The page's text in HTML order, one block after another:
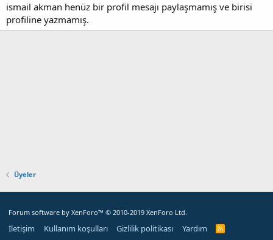
ismail akman henüz bir profil mesajı paylaşmamış ve birisi
profiline yazmamış.
Üyeler
Forum software by XenForo™ © 2010-2019 XenForo Ltd.
İletişim Kullanım koşulları Gizlilik politikası Yardım
R